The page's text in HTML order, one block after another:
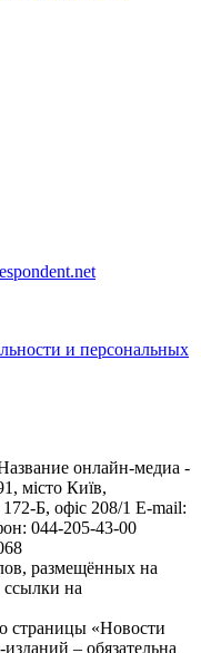
и персональных
онлайн-медиа -
місто Київ,
Б, офіс 208/1 E-mail:
044-205-43-00
размещённых на
ссылки на
страницы «Новости
– обязательна